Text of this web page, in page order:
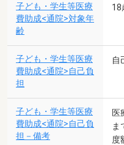
子ども・学生等医療
費助成<通院>対象年
齢
18
子ども・学生等医療
費助成<通院>自己負
担
自
子ども・学生等医療
費助成<通院>自己負
担－備考
医
ま
度